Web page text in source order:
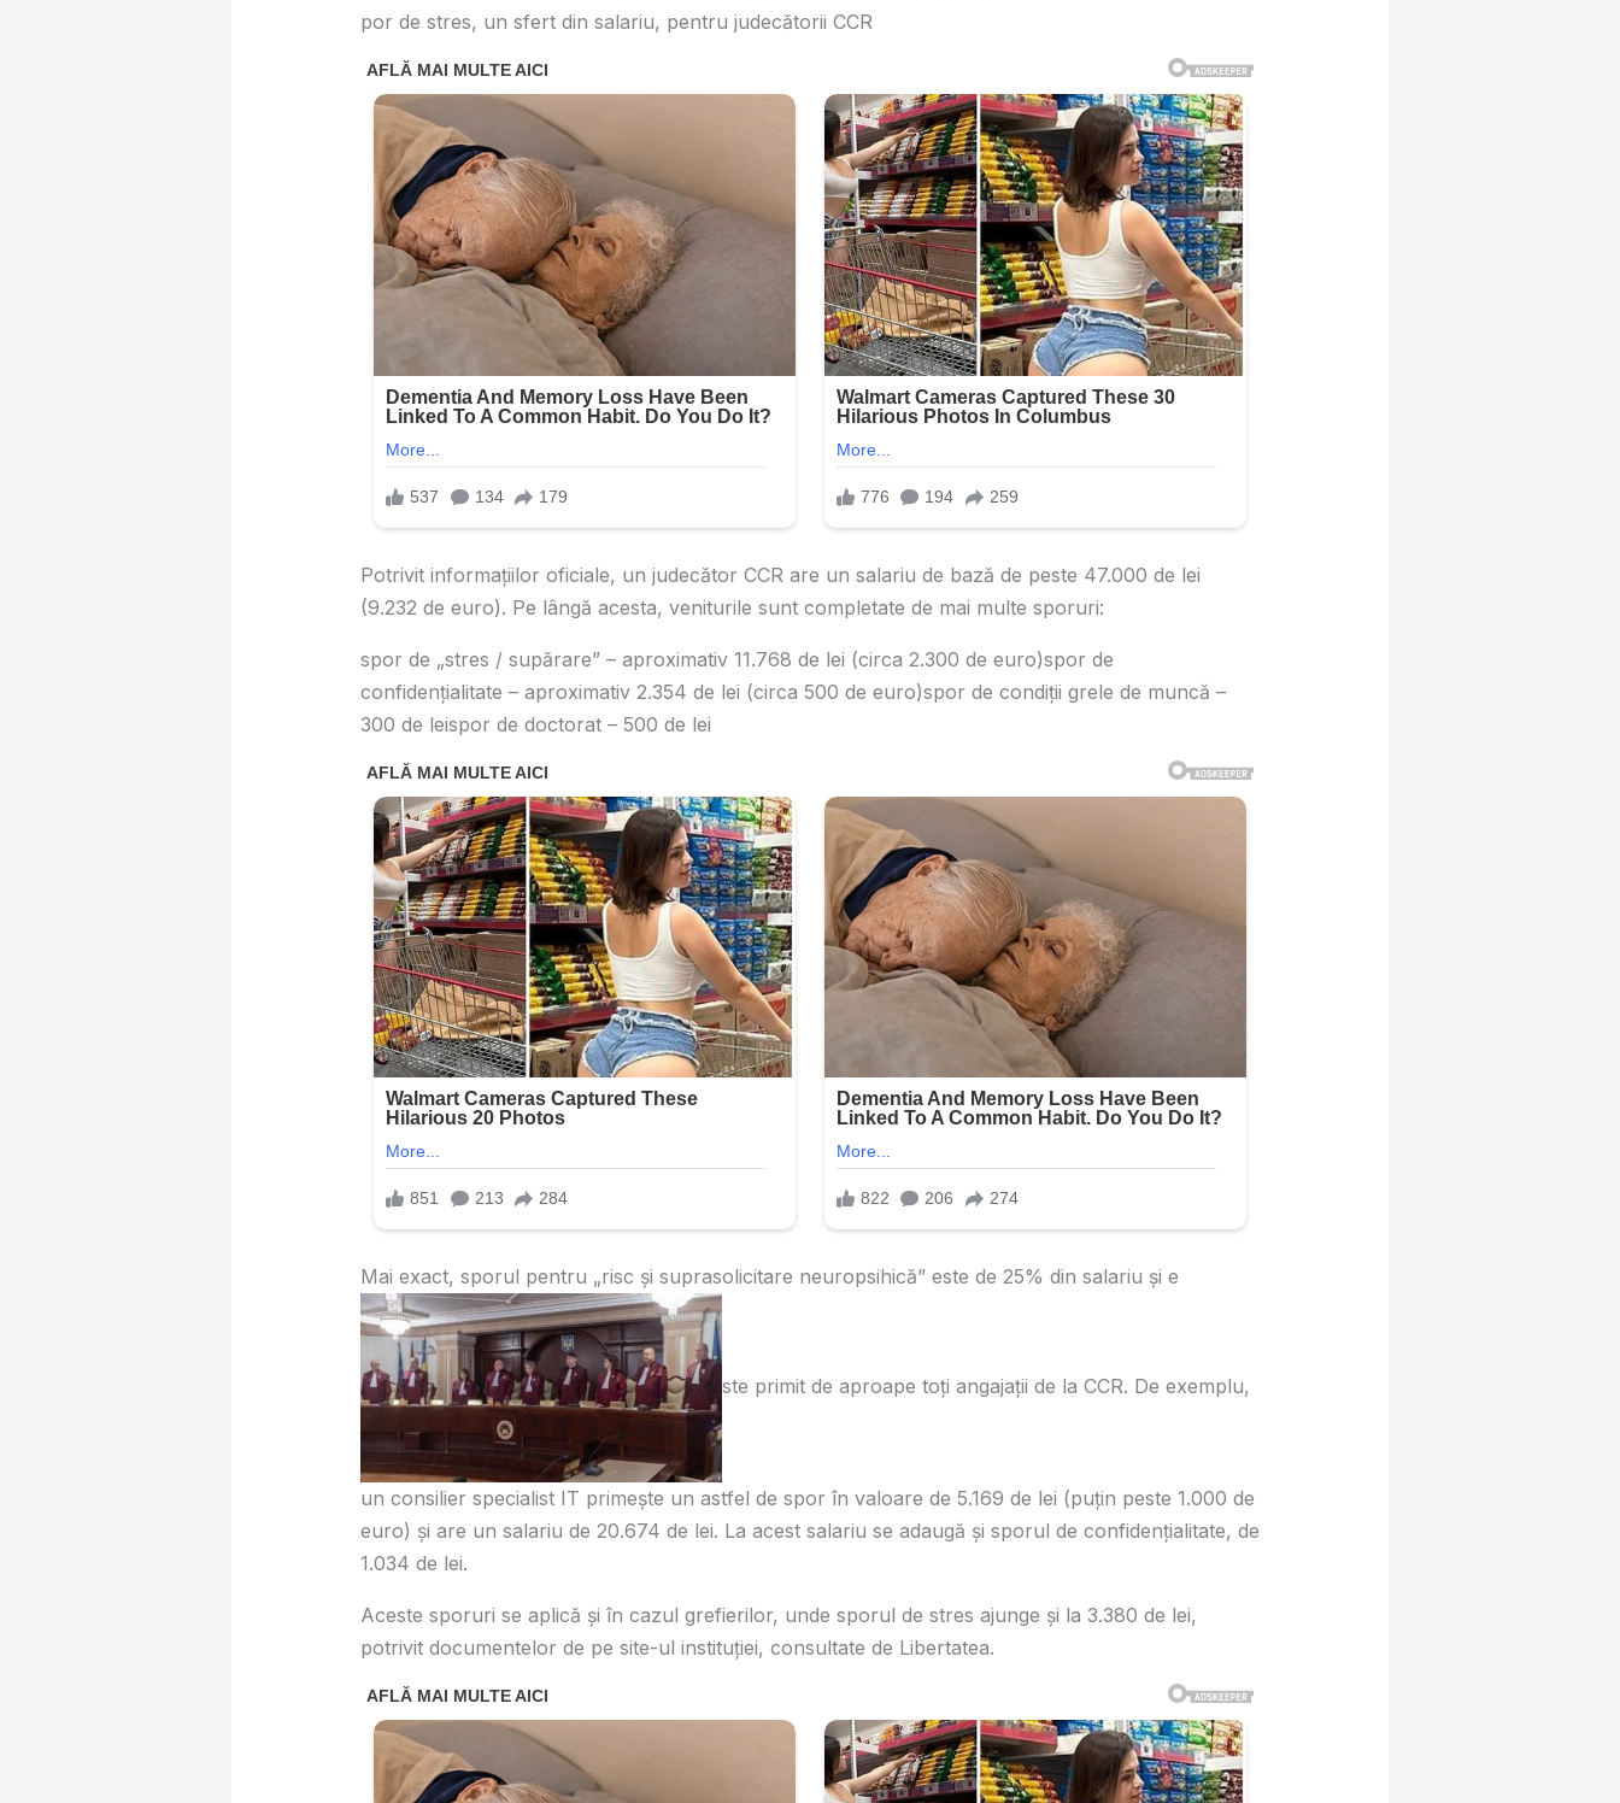
por de stres, un sfert din salariu, pentru judecătorii CCR
Potrivit informațiilor oficiale, un judecător CCR are un salariu de bază de peste 47.000 de lei
(9.232 de euro). Pe lângă acesta, veniturile sunt completate de mai multe sporuri:
spor de „stres / supărare” – aproximativ 11.768 de lei (circa 2.300 de euro)spor de
confidențialitate – aproximativ 2.354 de lei (circa 500 de euro)spor de condiții grele de muncă –
300 de leispor de doctorat – 500 de lei
Mai exact, sporul pentru „risc și suprasolicitare neuropsihică” este de 25% din salariu și e
ste primit de aproape toți angajații de la CCR. De exemplu,
un consilier specialist IT primește un astfel de spor în valoare de 5.169 de lei (puțin peste 1.000 de
euro) și are un salariu de 20.674 de lei. La acest salariu se adaugă și sporul de confidențialitate, de
1.034 de lei.
Aceste sporuri se aplică și în cazul grefierilor, unde sporul de stres ajunge și la 3.380 de lei,
potrivit documentelor de pe site-ul instituției, consultate de Libertatea.